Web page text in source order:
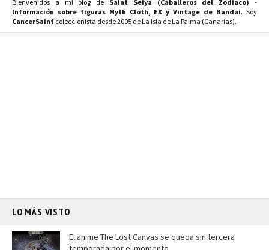
Bienvenidos a mi blog de Saint Seiya (Caballeros del Zodiaco) -
Información sobre figuras Myth Cloth, EX y Vintage de Bandai. Soy
CancerSaint coleccionista desde 2005 de La Isla de La Palma (Canarias).
LO MÁS VISTO
El anime The Lost Canvas se queda sin tercera